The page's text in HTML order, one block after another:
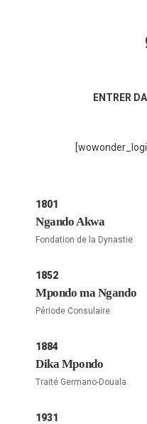
ENTRER
1801
Ngando Akwa
Fondation de la Dynastie
1852
Mpondo ma Ngando
Période Consulaire
1884
Dika Mpondo
Traité Germano-Douala
1931